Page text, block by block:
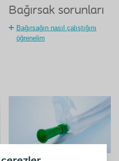
Bağırsak sorunları
Bağırsağın nasıl çalıştığını
öğrenelim